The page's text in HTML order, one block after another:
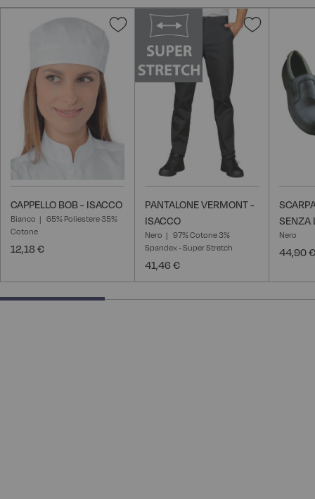
Aggiungi
lista
desideri
CAPPELLO BOB - ISACCO
Bianco
65% Poliestere 35%
Cotone
12,18 €
Aggiungi
lista
desideri
PANTALONE VERMONT -
ISACCO
Nero
97% Cotone 3%
Spandex - Super Stretch
41,46 €
SENZA
Nero
44,90 €
33.33333333333333% completed